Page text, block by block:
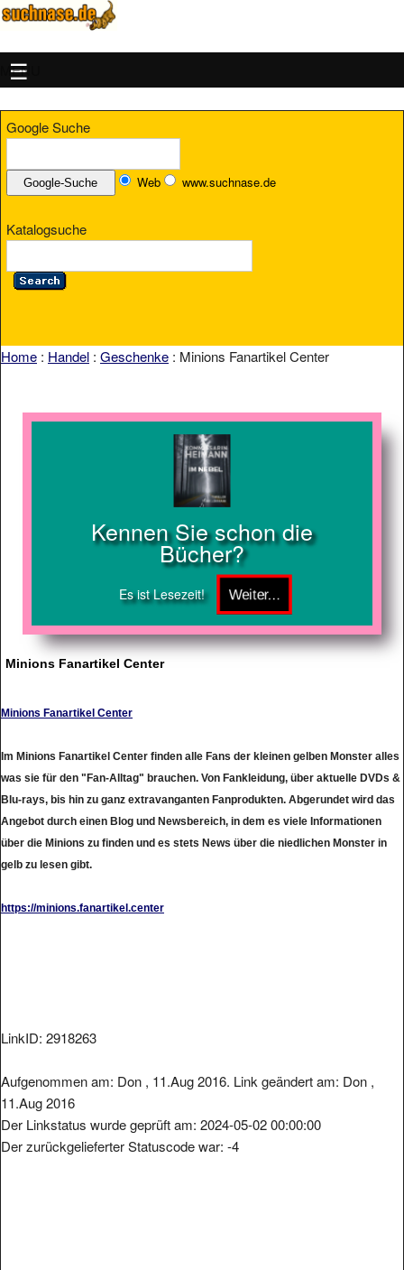
MENU
Google Suche
Web www.suchnase.de
Katalogsuche
Home : Handel : Geschenke : Minions Fanartikel Center
Kennen Sie schon die
Bücher?
Es ist Lesezeit!
Minions Fanartikel Center
Minions Fanartikel Center
Im Minions Fanartikel Center finden alle Fans der kleinen gelben Monster alles
was sie für den "Fan-Alltag" brauchen. Von Fankleidung, über aktuelle DVDs &
Blu-rays, bis hin zu ganz extravanganten Fanprodukten. Abgerundet wird das
Angebot durch einen Blog und Newsbereich, in dem es viele Informationen
über die Minions zu finden und es stets News über die niedlichen Monster in
gelb zu lesen gibt.
https://minions.fanartikel.center
LinkID: 2918263
Aufgenommen am: Don , 11.Aug 2016. Link geändert am: Don ,
11.Aug 2016
Der Linkstatus wurde geprüft am: 2024-05-02 00:00:00
Der zurückgelieferter Statuscode war: -4